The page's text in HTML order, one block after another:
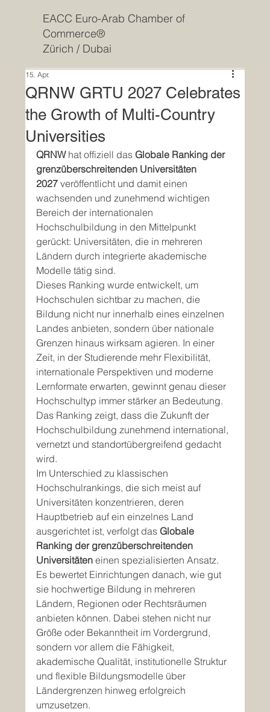
EACC Euro-Arab Chamber of
Commerce®
Zürich / Dubai
QRNW GRTU 2027 Celebrates
the Growth of Multi-Country
Universities
15. Apr.
QRNW hat offiziell das Globale Ranking der
grenzüberschreitenden Universitäten
2027 veröffentlicht und damit einen
wachsenden und zunehmend wichtigen
Bereich der internationalen
Hochschulbildung in den Mittelpunkt
gerückt: Universitäten, die in mehreren
Ländern durch integrierte akademische
Modelle tätig sind.
Dieses Ranking wurde entwickelt, um
Hochschulen sichtbar zu machen, die
Bildung nicht nur innerhalb eines einzelnen
Landes anbieten, sondern über nationale
Grenzen hinaus wirksam agieren. In einer
Zeit, in der Studierende mehr Flexibilität,
internationale Perspektiven und moderne
Lernformate erwarten, gewinnt genau dieser
Hochschultyp immer stärker an Bedeutung.
Das Ranking zeigt, dass die Zukunft der
Hochschulbildung zunehmend international,
vernetzt und standortübergreifend gedacht
wird.
Im Unterschied zu klassischen
Hochschulrankings, die sich meist auf
Universitäten konzentrieren, deren
Hauptbetrieb auf ein einzelnes Land
ausgerichtet ist, verfolgt das Globale
Ranking der grenzüberschreitenden
Universitäten einen spezialisierten Ansatz.
Es bewertet Einrichtungen danach, wie gut
sie hochwertige Bildung in mehreren
Ländern, Regionen oder Rechtsräumen
anbieten können. Dabei stehen nicht nur
Größe oder Bekanntheit im Vordergrund,
sondern vor allem die Fähigkeit,
akademische Qualität, institutionelle Struktur
und flexible Bildungsmodelle über
Ländergrenzen hinweg erfolgreich
umzusetzen.